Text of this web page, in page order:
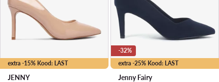
extra -15% Kood: LAST
JENNY
extra -25% Kood: LAST
-32%
Jenny Fairy